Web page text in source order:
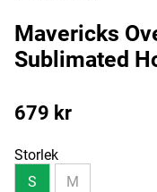
Mavericks
Sublimated
679 kr
Storlek
S
M